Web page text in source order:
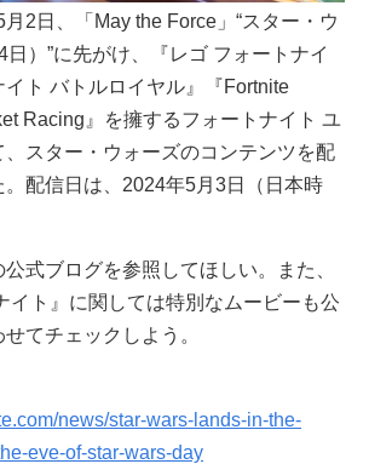
2日、「May the Force」“スター・ウ
日）”に先がけ、『レゴ フォートナイ
イト バトルロイヤル』『Fortnite
Racing』を擁するフォートナイト ユ
、スター・ウォーズのコンテンツを配
配信日は、2024年5月3日（日本時
式ブログを参照してほしい。また、
イト』に関しては特別なムービーも公
てチェックしよう。
news/star-wars-lands-in-the-
eve-of-star-wars-day